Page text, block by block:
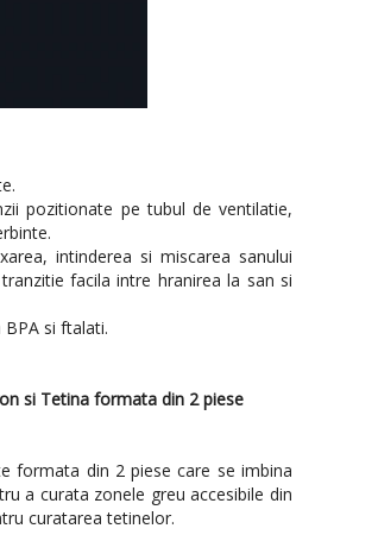
pozitionate pe tubul de ventilatie,
intinderea si miscarea sanului
facila intre hranirea la san si
si ftalati.
si Tetina formata din 2 piese
formata din 2 piese care se imbina
a curata zonele greu accesibile din
curatarea tetinelor.